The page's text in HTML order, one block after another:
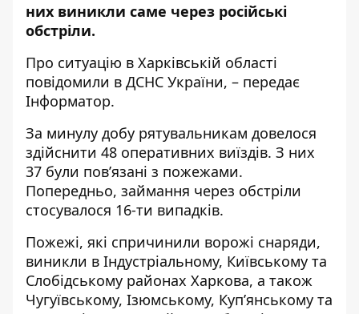
них виникли саме через російські
обстріли.
Про ситуацію в Харківській області
повідомили в ДСНС України, – передає
Інформатор.
За минулу добу рятувальникам довелося
здійснити 48 оперативних виїздів. З них
37 були пов’язані з пожежами.
Попередньо, займання через обстріли
стосувалося 16-ти випадків.
Пожежі, які спричинили ворожі снаряди,
виникли в Індустріальному, Київському та
Слобідському районах Харкова, а також
Чугуївському, Ізюмському, Куп’янському та